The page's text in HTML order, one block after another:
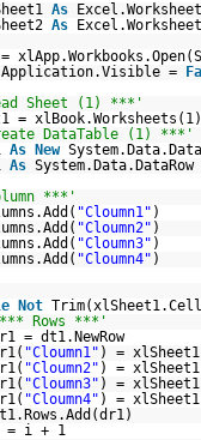
As
Excel.Worksheet
As
Excel.Worksheet
=
Sheet (1) ***'
=
DataTable (1) ***'
As New
As System.Data.DataRow
***'
"Cloumn1" )
"Cloumn2" )
"Cloumn3" )
"Cloumn4" )
Not
Rows ***'
= dt1.NewRow
"Cloumn1" ) =
"Cloumn2" ) =
"Cloumn3" ) =
"Cloumn4" ) =
= i + 1